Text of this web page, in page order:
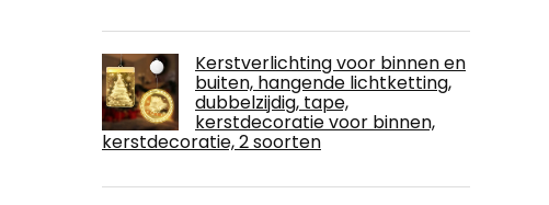
Kerstverlichting voor binnen en
buiten, hangende lichtketting,
dubbelzijdig, tape,
kerstdecoratie voor binnen,
kerstdecoratie, 2 soorten